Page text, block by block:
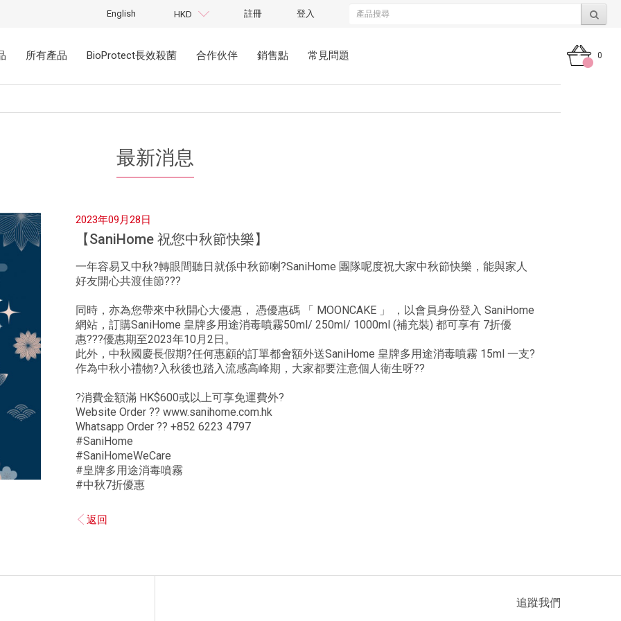
English HKD 註冊 登入
所有產品 BioProtect長效殺菌 合作伙伴 銷售點 常見問題 0
最新消息
2023年09月28日
【SaniHome 祝您中秋節快樂】
一年容易又中秋?轉眼間聽日就係中秋節喇?SaniHome 團隊呢度祝大家中秋節快樂，能與家人
好友開心共渡佳節???
同時，亦為您帶來中秋開心大優惠， 憑優惠碼 「 MOONCAKE 」 ，以會員身份登入 SaniHome
網站，訂購SaniHome 皇牌多用途消毒噴霧50ml/ 250ml/ 1000ml (補充裝) 都可享有 7折優
惠???優惠期至2023年10月2日。
此外，中秋國慶長假期?任何惠顧的訂單都會額外送SaniHome 皇牌多用途消毒噴霧 15ml 一支?
作為中秋小禮物?入秋後也踏入流感高峰期，大家都要注意個人衛生呀??
?消費金額滿 HK$600或以上可享免運費外?
Website Order ?? www.sanihome.com.hk
Whatsapp Order ?? +852 6223 4797
#SaniHome
#SaniHomeWeCare
#皇牌多用途消毒噴霧
#中秋7折優惠
返回
追蹤我們